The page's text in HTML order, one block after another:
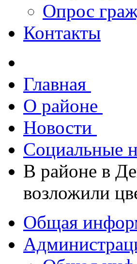
Опрос
Контакты
Главная
О районе
Новости
Социальные
В районе в
возложили
Общая